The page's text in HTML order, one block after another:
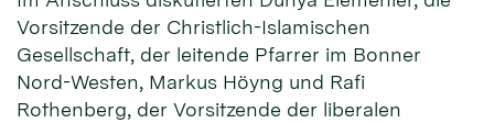
Vorsitzende der Christlich-Islamischen
Gesellschaft, der leitende Pfarrer im Bonner
Nord-Westen, Markus Höyng und Rafi
Rothenberg, der Vorsitzende der liberalen